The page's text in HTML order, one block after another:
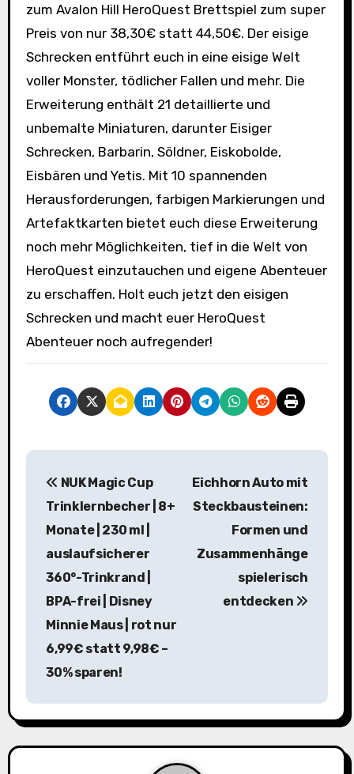
zum Avalon Hill HeroQuest Brettspiel zum super
Preis von nur 38,30€ statt 44,50€. Der eisige
Schrecken entführt euch in eine eisige Welt
voller Monster, tödlicher Fallen und mehr. Die
Erweiterung enthält 21 detaillierte und
unbemalte Miniaturen, darunter Eisiger
Schrecken, Barbarin, Söldner, Eiskobolde,
Eisbären und Yetis. Mit 10 spannenden
Herausforderungen, farbigen Markierungen und
Artefaktkarten bietet euch diese Erweiterung
noch mehr Möglichkeiten, tief in die Welt von
HeroQuest einzutauchen und eigene Abenteuer
zu erschaffen. Holt euch jetzt den eisigen
Schrecken und macht euer HeroQuest
Abenteuer noch aufregender!
B
s
n
a
NUK Magic Cup
Trinklernbecher | 8+
Monate | 230 ml |
auslaufsicherer
360°-Trinkrand |
BPA-frei | Disney
Minnie Maus | rot nur
6,99€ statt 9,98€ –
30% sparen!
Eichhorn Auto mit
Steckbausteinen:
Formen und
Zusammenhänge
spielerisch
entdecken